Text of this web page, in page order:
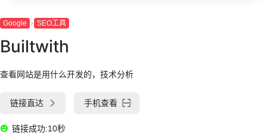
Google SEO工具
Builtwith
查看网站是用什么开发的，技术分析
链接直达 手机查看
链接成功:10秒